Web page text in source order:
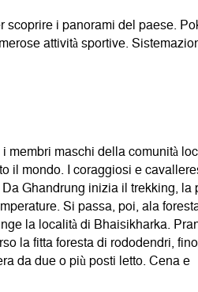
scoprire i panorami del paese.
attività sportive.
membri maschi della comunità
il mondo. I coraggiosi e
Ghandrung inizia il trekking, la
Si passa, poi, ala
la località di Bhaisikharka.
la fitta foresta di rododendri,
da due o più posti letto. Cena e